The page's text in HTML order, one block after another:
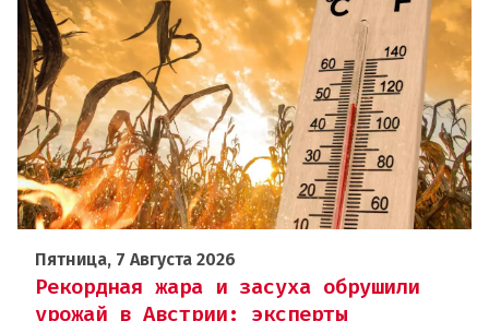
Пятница, 7 Августа 2026
Рекордная жара и засуха обрушили
урожай в Австрии: эксперты